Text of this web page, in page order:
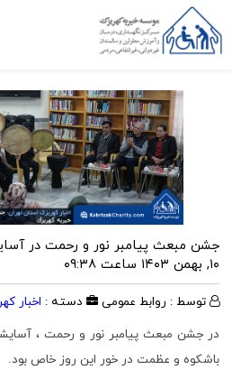
جشن مبعث پیامبر نور و رحمت در
۱۰, بهمن ۱۴۰۳ ساعت ۰۹:۳۸
توسط : روابط عمومی دسته : اخبار
در جشن مبعث پیامبر نور و رحمت ،
باشکوه و عظمت در خور این روز خاص بود.